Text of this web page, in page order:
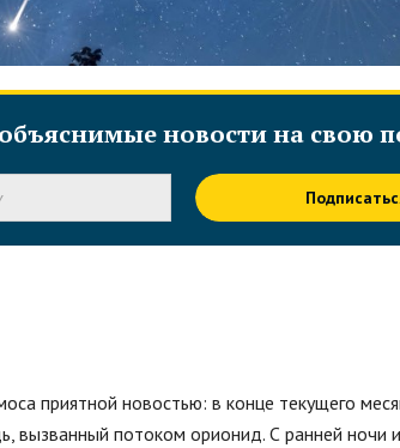
новости на свою
приятной новостью: в конце текущего
вызванный потоком орионид. С ранней ночи